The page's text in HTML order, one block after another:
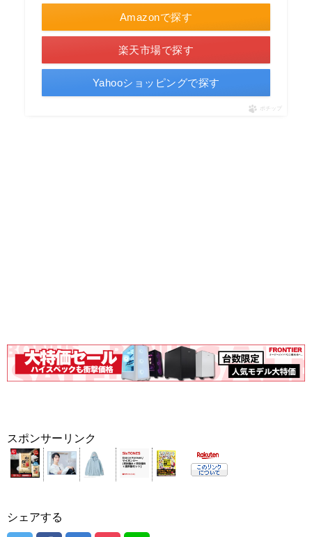
Amazonで探す
楽天市場で探す
Yahooショッピングで探す
ポチップ
スポンサーリンク
シェアする